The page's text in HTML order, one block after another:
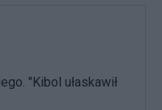
"Kibol ułaskawił